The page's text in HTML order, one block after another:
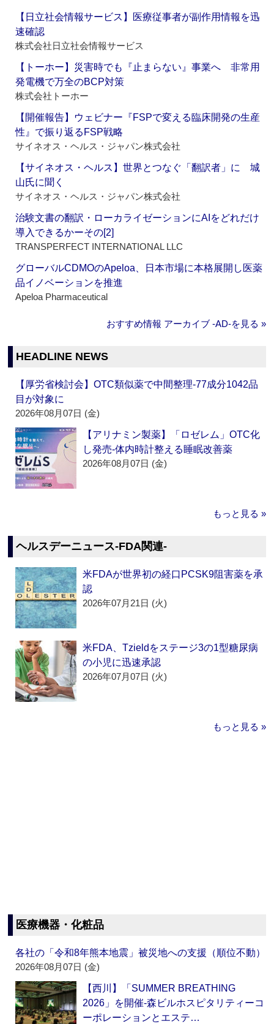
【日立社会情報サービス】医療従事者が副作用情報を迅
速確認
株式会社日立社会情報サービス
【トーホー】災害時でも『止まらない』事業へ 非常用
発電機で万全のBCP対策
株式会社トーホー
【開催報告】ウェビナー『FSPで変える臨床開発の生産
性』で振り返るFSP戦略
サイネオス・ヘルス・ジャパン株式会社
【サイネオス・ヘルス】世界とつなぐ「翻訳者」に 城
山氏に聞く
サイネオス・ヘルス・ジャパン株式会社
治験文書の翻訳・ローカライゼーションにAIをどれだけ
導入できるかーその[2]
TRANSPERFECT INTERNATIONAL LLC
グローバルCDMOのApeloa、日本市場に本格展開し医薬
品イノベーションを推進
Apeloa Pharmaceutical
おすすめ情報 アーカイブ ‐AD‐を見る »
HEADLINE NEWS
【厚労省検討会】OTC類似薬で中間整理‐77成分1042品
目が対象に
2026年08月07日 (金)
【アリナミン製薬】「ロゼレム」OTC化
し発売‐体内時計整える睡眠改善薬
2026年08月07日 (金)
もっと見る »
ヘルスデーニュース‐FDA関連‐
米FDAが世界初の経口PCSK9阻害薬を承
認
2026年07月21日 (火)
米FDA、Tzieldをステージ3の1型糖尿病
の小児に迅速承認
2026年07月07日 (火)
もっと見る »
医療機器・化粧品
各社の「令和8年熊本地震」被災地への支援（順位不動）
2026年08月07日 (金)
【西川】「SUMMER BREATHING
2026」を開催‐森ビルホスピタリティーコ
ーポレーションとエステ…